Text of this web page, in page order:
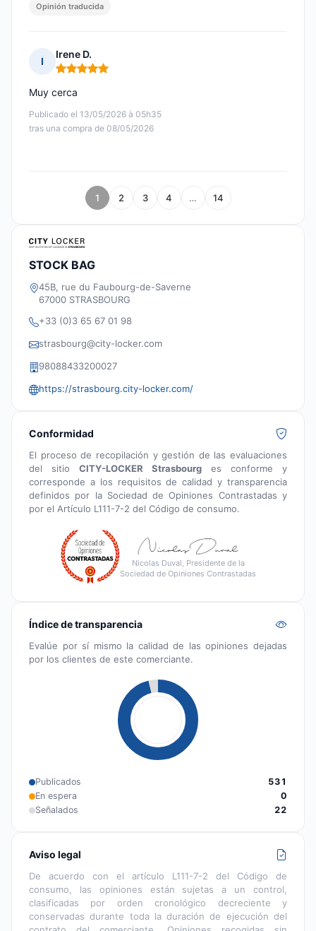
Opinión traducida
I
Irene D.
Nota: 5 de 5
Publicado el 13/05/2026 à 05h35
tras una compra de 08/05/2026
Muy cerca
1 2 3 4 … 14
STOCK BAG
45B, rue du Faubourg-de-Saverne
67000 STRASBOURG
+33 (0)3 65 67 01 98
strasbourg@city-locker.com
98088433200027
https://strasbourg.city-locker.com/
Conformidad
El proceso de recopilación y gestión de las evaluaciones
del sitio CITY-LOCKER Strasbourg es conforme y
corresponde a los requisitos de calidad y transparencia
definidos por la Sociedad de Opiniones Contrastadas y
por el Artículo L111-7-2 del Código de consumo.
Nicolas Duval, Presidente de la
Sociedad de Opiniones Contrastadas
Índice de transparencia
Evalúe por sí mismo la calidad de las opiniones dejadas
por los clientes de este comerciante.
Publicados
531
En espera
0
Señalados
22
Aviso legal
De acuerdo con el artículo L111-7-2 del Código de
consumo, las opiniones están sujetas a un control,
clasificadas por orden cronológico decreciente y
conservadas durante toda la duración de ejecución del